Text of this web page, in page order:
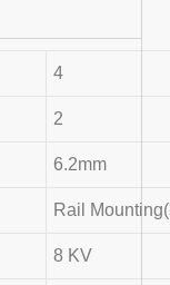
4
2
6.2mm
Rail
8 KV